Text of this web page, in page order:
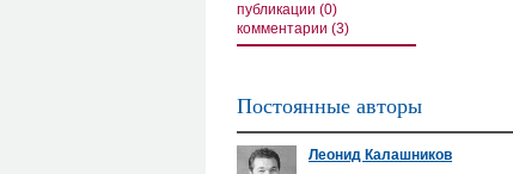
публикации (0)
комментарии (3)
Постоянные авторы
Леонид Калашников